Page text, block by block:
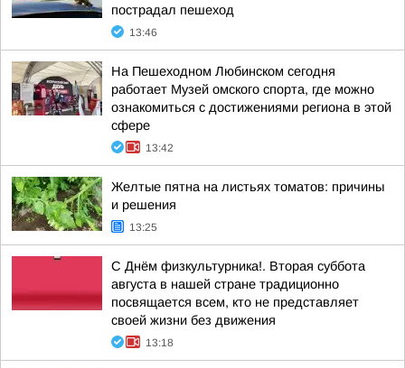
пострадал пешеход
13:46
На Пешеходном Любинском сегодня
работает Музей омского спорта, где можно
ознакомиться с достижениями региона в этой
сфере
13:42
Желтые пятна на листьях томатов: причины
и решения
13:25
С Днём физкультурника!. Вторая суббота
августа в нашей стране традиционно
посвящается всем, кто не представляет
своей жизни без движения
13:18